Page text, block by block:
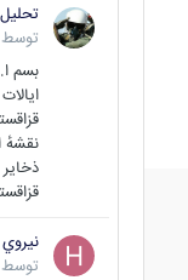
توسط
بسم
نقشهٔ
توسط